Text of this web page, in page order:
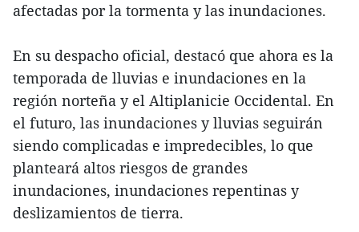
afectadas por la tormenta y las inundaciones.
En su despacho oficial, destacó que ahora es la
temporada de lluvias e inundaciones en la
región norteña y el Altiplanicie Occidental. En
el futuro, las inundaciones y lluvias seguirán
siendo complicadas e impredecibles, lo que
planteará altos riesgos de grandes
inundaciones, inundaciones repentinas y
deslizamientos de tierra.